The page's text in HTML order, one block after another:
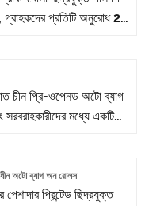
প্রতিটি অনুরোধ 24
করতে চাই এবং আমরা
এবং সময়মত ডেলিভারি
প্রি-ওপেনড অটো ব্যাগ
মধ্যে একটি।
থেকে প্রতিটি অনুরোধ 24
অটো ব্যাগ অন রোলস
প্রিন্টেড ছিদ্রযুক্ত